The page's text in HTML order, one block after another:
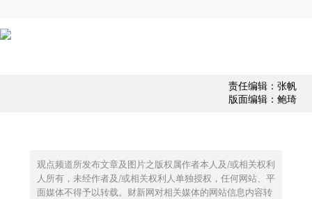
责任编辑：张帆
版面编辑：鲍琦
观点频道所发布文章及图片之版权属作者本人及/或相关权利
人所有，未经作者及/或相关权利人单独授权，任何网站、平
面媒体不得予以转载。财新网对相关媒体的网站信息内容转